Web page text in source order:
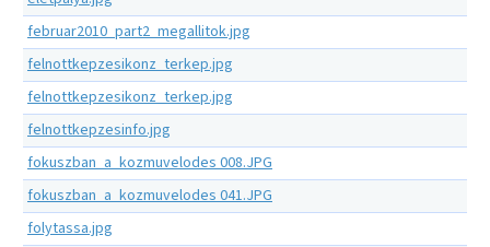
februar2010_part2_megallitok.jpg
felnottkepzesikonz_terkep.jpg
felnottkepzesikonz_terkep.jpg
felnottkepzesinfo.jpg
fokuszban_a_kozmuvelodes 008.JPG
fokuszban_a_kozmuvelodes 041.JPG
folytassa.jpg